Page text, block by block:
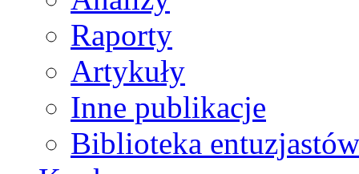
Raporty
Artykuły
Inne publikacje
Biblioteka